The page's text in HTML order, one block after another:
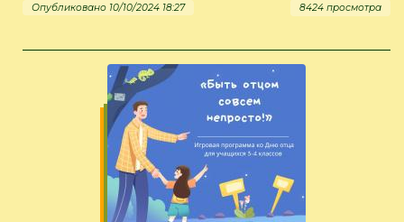
Опубликовано 10/10/2024 18:27 8424 просмотра